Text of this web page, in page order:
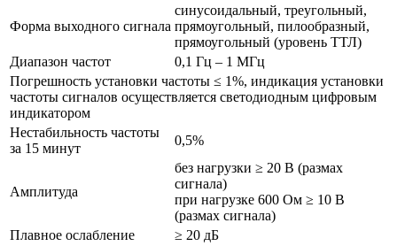
Форма выходного сигнала
синусоидальный, треугольный,
прямоугольный, пилообразный,
прямоугольный (уровень ТТЛ)
Диапазон частот
0,1 Гц – 1 МГц
Погрешность установки частоты ≤ 1%, индикация установки
частоты сигналов осуществляется светодиодным цифровым
индикатором
Нестабильность частоты
за 15 минут
0,5%
Амплитуда
без нагрузки ≥ 20 В (размах
сигнала)
при нагрузке 600 Ом ≥ 10 В
(размах сигнала)
Плавное ослабление
≥ 20 дБ